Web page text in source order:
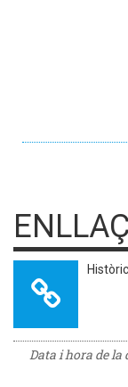
Data i hora de